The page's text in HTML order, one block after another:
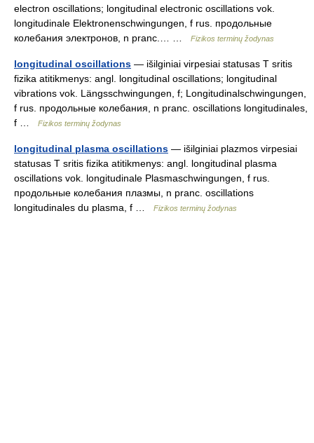
electron oscillations; longitudinal electronic oscillations vok.
longitudinale Elektronenschwingungen, f rus. продольные
колебания электронов, n pranc.… …
Fizikos terminų žodynas
longitudinal oscillations — išilginiai virpesiai statusas T sritis
fizika atitikmenys: angl. longitudinal oscillations; longitudinal
vibrations vok. Längsschwingungen, f; Longitudinalschwingungen,
f rus. продольные колебания, n pranc. oscillations longitudinales,
f …
Fizikos terminų žodynas
longitudinal plasma oscillations — išilginiai plazmos virpesiai
statusas T sritis fizika atitikmenys: angl. longitudinal plasma
oscillations vok. longitudinale Plasmaschwingungen, f rus.
продольные колебания плазмы, n pranc. oscillations
longitudinales du plasma, f …
Fizikos terminų žodynas